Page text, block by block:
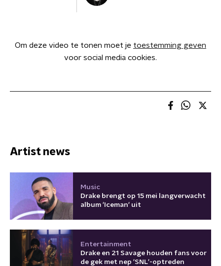
Om deze video te tonen moet je toestemming geven
voor social media cookies.
Artist news
Music
Drake brengt op 15 mei langverwacht
album 'Iceman' uit
Entertainment
Drake en 21 Savage houden fans voor
de gek met nep 'SNL'-optreden